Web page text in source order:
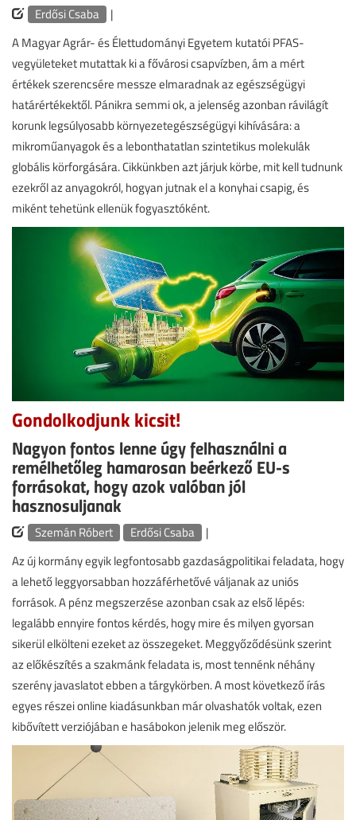
Erdősi Csaba
|
A Magyar Agrár- és Élettudományi Egyetem kutatói PFAS-
vegyületeket mutattak ki a fővárosi csapvízben, ám a mért
értékek szerencsére messze elmaradnak az egészségügyi
határértékektől. Pánikra semmi ok, a jelenség azonban rávilágít
korunk legsúlyosabb környezetegészségügyi kihívására: a
mikroműanyagok és a lebonthatatlan szintetikus molekulák
globális körforgására. Cikkünkben azt járjuk körbe, mit kell tudnunk
ezekről az anyagokról, hogyan jutnak el a konyhai csapig, és
miként tehetünk ellenük fogyasztóként.
Gondolkodjunk kicsit!
Nagyon fontos lenne úgy felhasználni a
remélhetőleg hamarosan beérkező EU-s
forrásokat, hogy azok valóban jól
hasznosuljanak
Szemán Róbert Erdősi Csaba
|
Az új kormány egyik legfontosabb gazdaságpolitikai feladata, hogy
a lehető leggyorsabban hozzáférhetővé váljanak az uniós
források. A pénz megszerzése azonban csak az első lépés:
legalább ennyire fontos kérdés, hogy mire és milyen gyorsan
sikerül elkölteni ezeket az összegeket. Meggyőződésünk szerint
az előkészítés a szakmánk feladata is, most tennénk néhány
szerény javaslatot ebben a tárgykörben. A most következő írás
egyes részei online kiadásunkban már olvashatók voltak, ezen
kibővített verziójában e hasábokon jelenik meg először.